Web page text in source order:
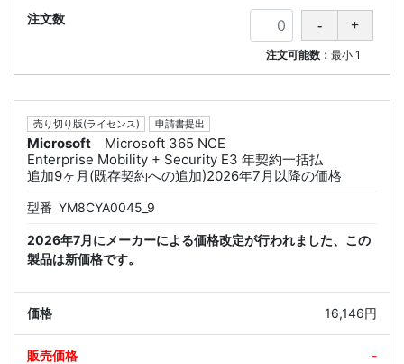
注文可能数：最小 1
売り切り版(ライセンス) 申請書提出
Microsoft
Microsoft 365 NCE
Enterprise Mobility + Security E3 年契約一括払
追加9ヶ月(既存契約への追加)2026年7月以降の価格
型番 YM8CYA0045_9
2026年7月にメーカーによる価格改定が行われました、この
製品は新価格です。
16,146円
-